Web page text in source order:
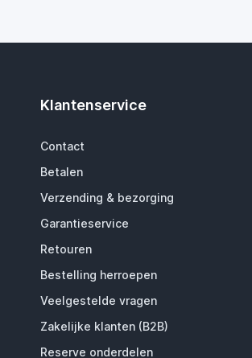
Klantenservice
Contact
Betalen
Verzending & bezorging
Garantieservice
Retouren
Bestelling herroepen
Veelgestelde vragen
Zakelijke klanten (B2B)
Reserve onderdelen